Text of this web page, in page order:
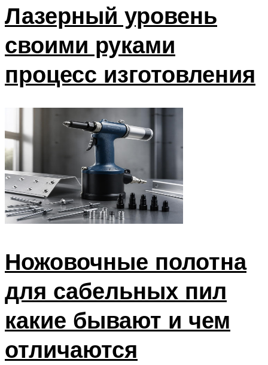
Лазерный уровень
своими руками
процесс изготовления
Ножовочные полотна
для сабельных пил
какие бывают и чем
отличаются